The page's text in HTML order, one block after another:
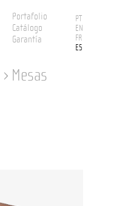
Portafolio
Catálogo
Garantía
› Mesas
PT
EN
FR
ES